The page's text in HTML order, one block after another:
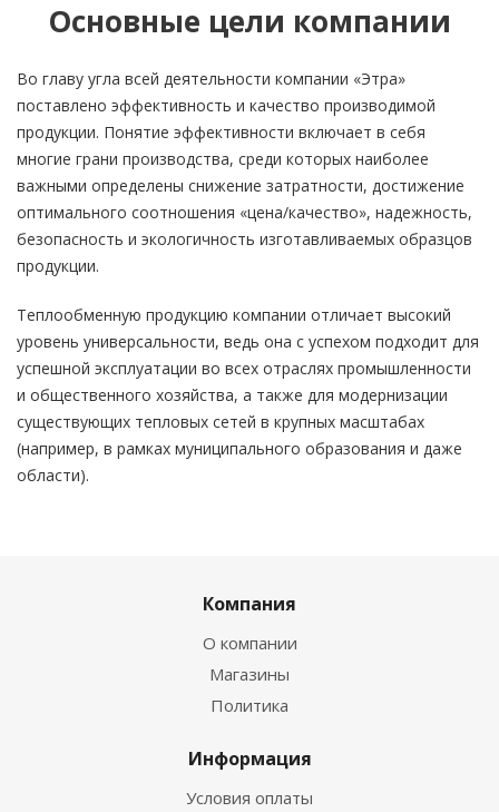
Основные цели компании
Во главу угла всей деятельности компании «Этра»
поставлено эффективность и качество производимой
продукции. Понятие эффективности включает в себя
многие грани производства, среди которых наиболее
важными определены снижение затратности, достижение
оптимального соотношения «цена/качество», надежность,
безопасность и экологичность изготавливаемых образцов
продукции.
Теплообменную продукцию компании отличает высокий
уровень универсальности, ведь она с успехом подходит для
успешной эксплуатации во всех отраслях промышленности
и общественного хозяйства, а также для модернизации
существующих тепловых сетей в крупных масштабах
(например, в рамках муниципального образования и даже
области).
Компания
О компании
Магазины
Политика
Информация
Условия оплаты